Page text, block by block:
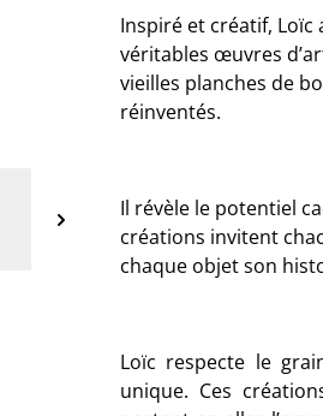
Inspiré et créatif,
véritables œuvres
vieilles planches de
réinventés.
Il révèle le potentiel
créations invitent
chaque objet son
Loïc respecte le
unique. Ces